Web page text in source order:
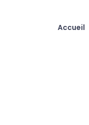
Accueil